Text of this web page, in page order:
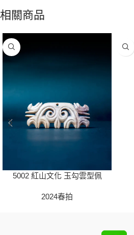
相關商品
5002 紅山文化 玉勾雲型佩
2024春拍